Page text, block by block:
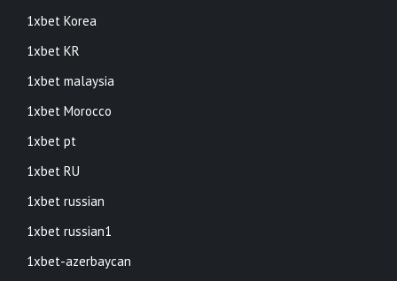
1xbet Korea
1xbet KR
1xbet malaysia
1xbet Morocco
1xbet pt
1xbet RU
1xbet russian
1xbet russian1
1xbet-azerbaycan